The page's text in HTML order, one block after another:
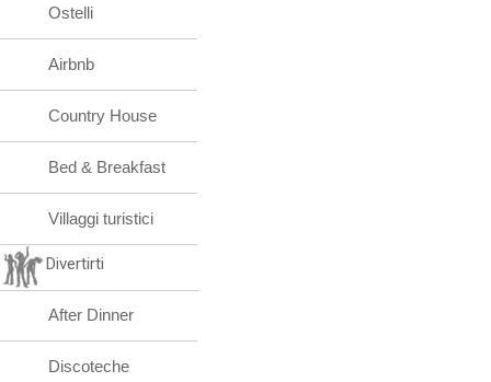
Ostelli
Airbnb
Country House
Bed & Breakfast
Villaggi turistici
Divertirti
After Dinner
Discoteche